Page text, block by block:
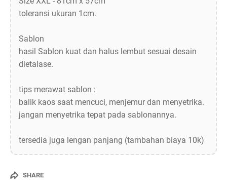
toleransi ukuran 1cm.
Sablon
hasil Sablon kuat dan halus lembut sesuai desain
dietalase.
tips merawat sablon :
balik kaos saat mencuci, menjemur dan menyetrika.
jangan menyetrika tepat pada sablonannya.
tersedia juga lengan panjang (tambahan biaya 10k)
SHARE